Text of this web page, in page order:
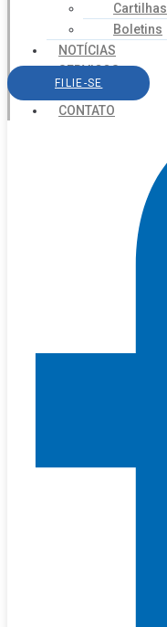
Cartilhas
Boletins
NOTÍCIAS
SERVIÇOS
AGENDA
CONTATO
FILIE-SE